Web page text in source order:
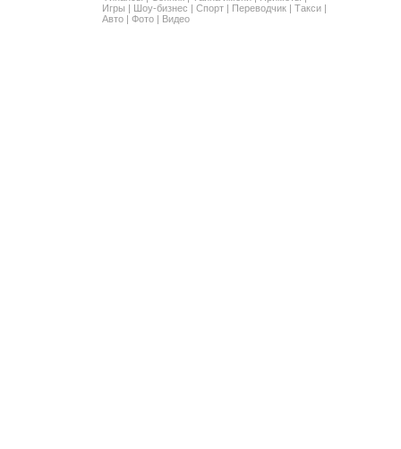
Игры | Шоу-бизнес | Спорт | Переводчик | Такси |
Авто | Фото | Видео